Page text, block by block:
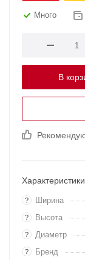
Много
В
Характеристики
? Ширина
? Высота
? Диаметр
? Бренд